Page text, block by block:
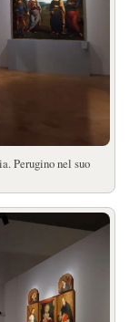
Perugino nel suo